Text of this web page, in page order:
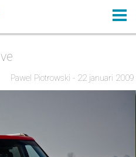
Pawel Piotrowski - 22 januari 2009